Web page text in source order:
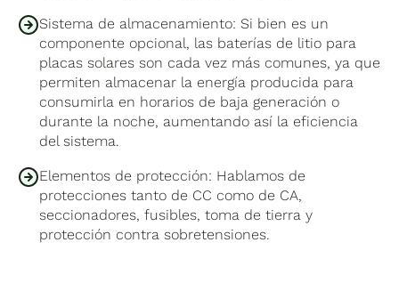
Sistema de almacenamiento: Si bien es un
componente opcional, las baterías de litio para
placas solares son cada vez más comunes, ya que
permiten almacenar la energía producida para
consumirla en horarios de baja generación o
durante la noche, aumentando así la eficiencia
del sistema.
Elementos de protección: Hablamos de
protecciones tanto de CC como de CA,
seccionadores, fusibles, toma de tierra y
protección contra sobretensiones.